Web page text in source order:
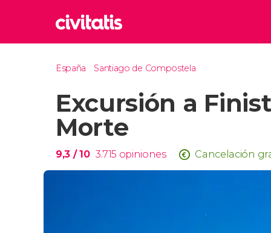
Reino
España Santiago de Compostela
Excursión a
Morte
9,3 / 10 3.715 opiniones Cancelación